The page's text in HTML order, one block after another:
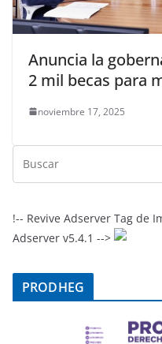
Anuncia la
2 mil becas para
noviembre 17, 2025
!-- Revive Adserver Tag de
Adserver v5.4.1 -->
PRODHEG